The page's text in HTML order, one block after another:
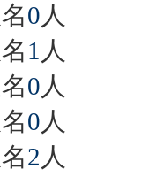
0 人
1 人
0 人
0 人
2 人